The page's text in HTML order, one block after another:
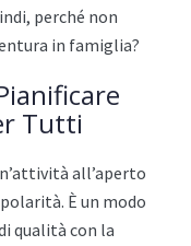
perché non
in famiglia?
Tutti
all’aperto
È un modo
qualità con la